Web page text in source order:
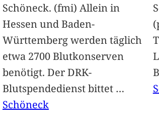
Schöneck. (fmi) Allein in
Hessen und Baden-
Württemberg werden täglich
etwa 2700 Blutkonserven
benötigt. Der DRK-
Blutspendedienst bittet …
Schöneck